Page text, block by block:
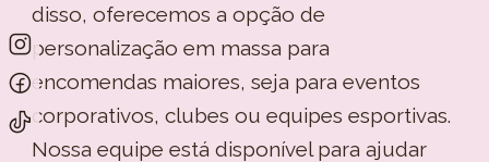
disso, oferecemos a opção de
personalização em massa para
encomendas maiores, seja para eventos
corporativos, clubes ou equipes esportivas.
Nossa equipe está disponível para ajudar